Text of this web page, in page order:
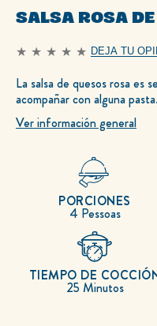
SALSA ROSA
No
han
enviado
calificaciones
para
este
recipe
DEJA TU
La salsa de quesos rosa es
acompañar con alguna pasta.
Ver información general
4 Pessoas
PORCIONES
25 Minutos
TIEMPO DE